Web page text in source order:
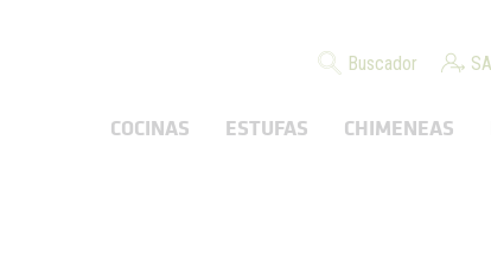
Buscador
COCINAS ESTUFAS CHIMENEAS